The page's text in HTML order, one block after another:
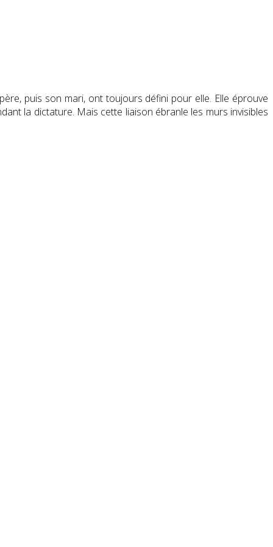
puis son mari, ont toujours défini pour elle. Elle éprouve
la dictature. Mais cette liaison ébranle les murs invisibles